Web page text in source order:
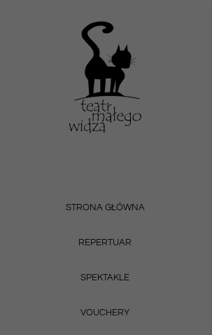
STRONA GŁÓWNA
REPERTUAR
SPEKTAKLE
VOUCHERY